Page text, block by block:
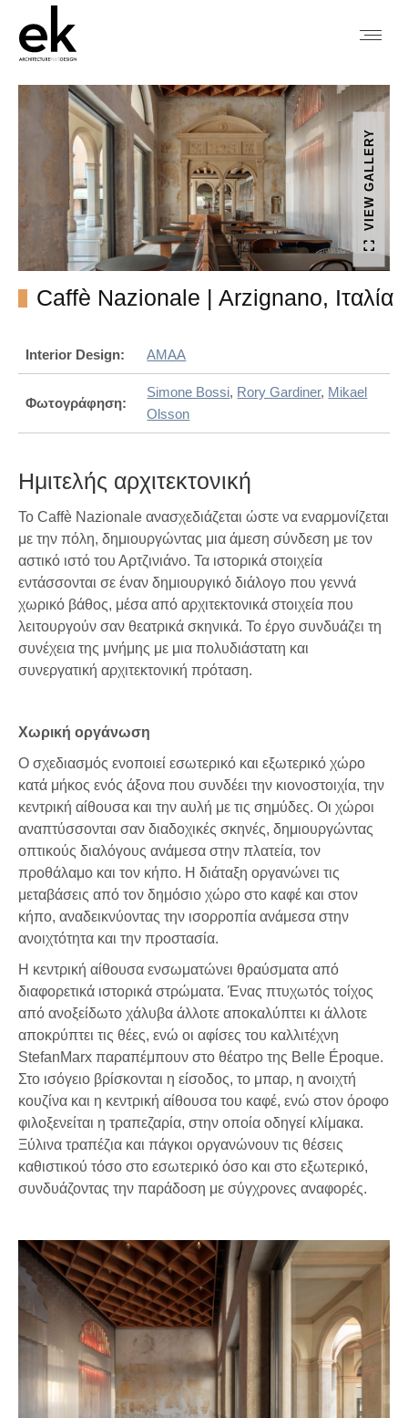
VIEW GALLERY
Caffè Nazionale | Arzignano, Ιταλία
Interior Design: AMAA
Φωτογράφηση:
Simone Bossi, Rory Gardiner, Mikael
Olsson
Ημιτελής αρχιτεκτονική
Το Caffè Nazionale ανασχεδιάζεται ώστε να εναρμονίζεται
με την πόλη, δημιουργώντας μια άμεση σύνδεση με τον
αστικό ιστό του Αρτζινιάνο. Τα ιστορικά στοιχεία
εντάσσονται σε έναν δημιουργικό διάλογο που γεννά
χωρικό βάθος, μέσα από αρχιτεκτονικά στοιχεία που
λειτουργούν σαν θεατρικά σκηνικά. Το έργο συνδυάζει τη
συνέχεια της μνήμης με μια πολυδιάστατη και
συνεργατική αρχιτεκτονική πρόταση.
Χωρική οργάνωση
Ο σχεδιασμός ενοποιεί εσωτερικό και εξωτερικό χώρο
κατά μήκος ενός άξονα που συνδέει την κιονοστοιχία, την
κεντρική αίθουσα και την αυλή με τις σημύδες. Οι χώροι
αναπτύσσονται σαν διαδοχικές σκηνές, δημιουργώντας
οπτικούς διαλόγους ανάμεσα στην πλατεία, τον
προθάλαμο και τον κήπο. Η διάταξη οργανώνει τις
μεταβάσεις από τον δημόσιο χώρο στο καφέ και στον
κήπο, αναδεικνύοντας την ισορροπία ανάμεσα στην
ανοιχτότητα και την προστασία.
Η κεντρική αίθουσα ενσωματώνει θραύσματα από
διαφορετικά ιστορικά στρώματα. Ένας πτυχωτός τοίχος
από ανοξείδωτο χάλυβα άλλοτε αποκαλύπτει κι άλλοτε
αποκρύπτει τις θέες, ενώ οι αφίσες του καλλιτέχνη
StefanMarx παραπέμπουν στο θέατρο της Belle Époque.
Στο ισόγειο βρίσκονται η είσοδος, το μπαρ, η ανοιχτή
κουζίνα και η κεντρική αίθουσα του καφέ, ενώ στον όροφο
φιλοξενείται η τραπεζαρία, στην οποία οδηγεί κλίμακα.
Ξύλινα τραπέζια και πάγκοι οργανώνουν τις θέσεις
καθιστικού τόσο στο εσωτερικό όσο και στο εξωτερικό,
συνδυάζοντας την παράδοση με σύγχρονες αναφορές.